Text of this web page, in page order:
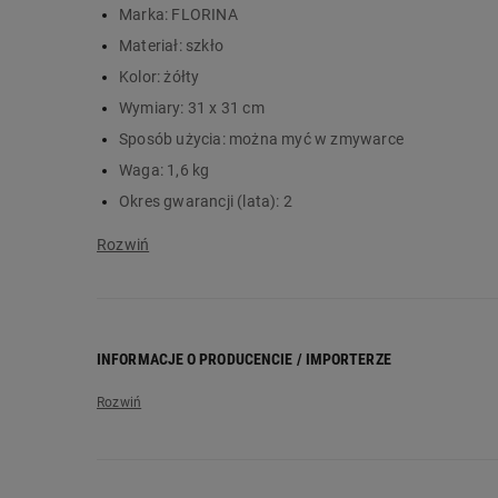
pasuje do innych produktów z serii Sorrento
Marka: FLORINA
Materiał: szkło
Kolor:żółty
Wymiary: 31 x 31 cm
Sposób użycia: można myć w zmywarce
Waga: 1,6 kg
Okres gwarancji (lata): 2
INFORMACJE O PRODUCENCIE / IMPORTERZE
Nazwa producenta: